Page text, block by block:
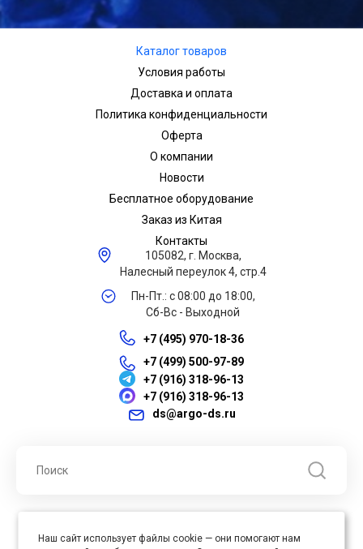
Каталог товаров
Условия работы
Доставка и оплата
Политика конфиденциальности
Оферта
О компании
Новости
Бесплатное оборудование
Заказ из Китая
Контакты
105082, г. Москва,
Налесный переулок 4, стр.4
Пн-Пт.: с 08:00 до 18:00,
Сб-Вс - Выходной
+7 (495) 970-18-36
+7 (499) 500-97-89
+7 (916) 318-96-13
+7 (916) 318-96-13
ds@argo-ds.ru
права защищены
Наш сайт использует файлы cookie — они помогают нам